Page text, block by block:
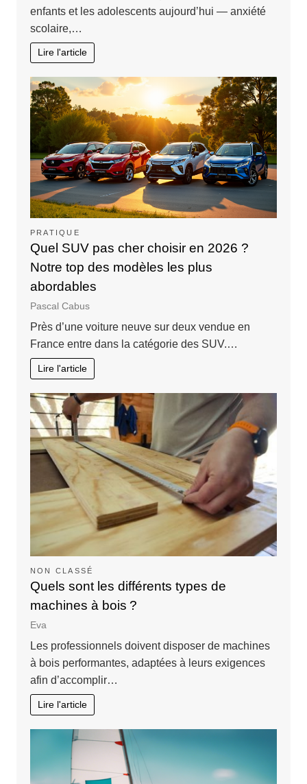
enfants et les adolescents aujourd’hui — anxiété
scolaire,…
Lire l'article
PRATIQUE
Quel SUV pas cher choisir en 2026 ?
Notre top des modèles les plus
abordables
Pascal Cabus
Près d’une voiture neuve sur deux vendue en
France entre dans la catégorie des SUV.…
Lire l'article
NON CLASSÉ
Quels sont les différents types de
machines à bois ?
Eva
Les professionnels doivent disposer de machines
à bois performantes, adaptées à leurs exigences
afin d’accomplir…
Lire l'article